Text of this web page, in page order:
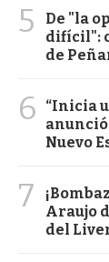
5
De "la
difícil":
de
6
“Inicia
Nuevo
7
Araujo
del